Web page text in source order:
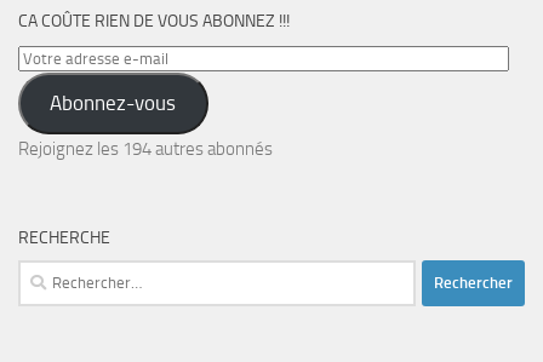
CA COÛTE RIEN DE VOUS ABONNEZ !!!
Votre
adresse
e-
mail
Abonnez-vous
Rejoignez les 194 autres abonnés
RECHERCHE
Rechercher :